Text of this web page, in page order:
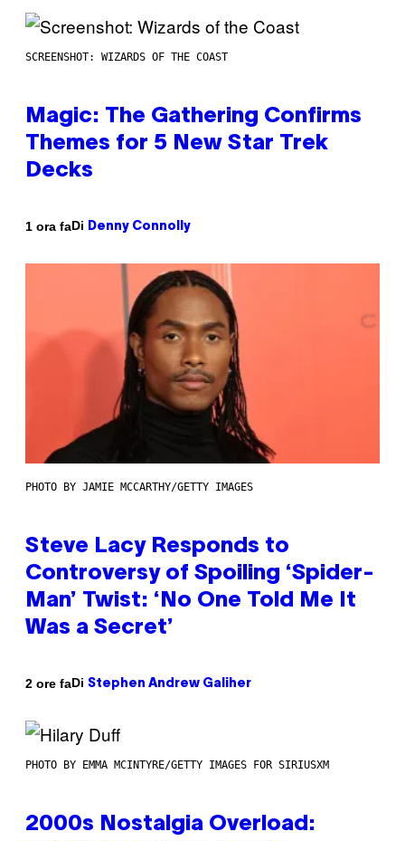
SCREENSHOT: WIZARDS OF THE COAST
Magic: The Gathering Confirms
Themes for 5 New Star Trek
Decks
1 ora faDi Denny Connolly
PHOTO BY JAMIE MCCARTHY/GETTY IMAGES
Steve Lacy Responds to
Controversy of Spoiling ‘Spider-
Man’ Twist: ‘No One Told Me It
Was a Secret’
2 ore faDi Stephen Andrew Galiher
PHOTO BY EMMA MCINTYRE/GETTY IMAGES FOR SIRIUSXM
2000s Nostalgia Overload: